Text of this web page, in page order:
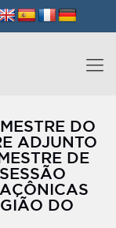
DO
ADJUNTO
DE
DO